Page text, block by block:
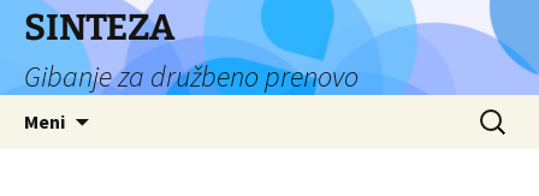
Preskoči
vsebino
SINTEZA
Gibanje za družbeno prenovo
Meni Išči: